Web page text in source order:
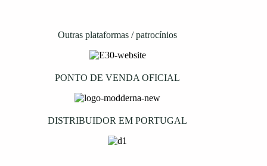
Outras plataformas / patrocínios
PONTO DE VENDA OFICIAL
DISTRIBUIDOR EM PORTUGAL